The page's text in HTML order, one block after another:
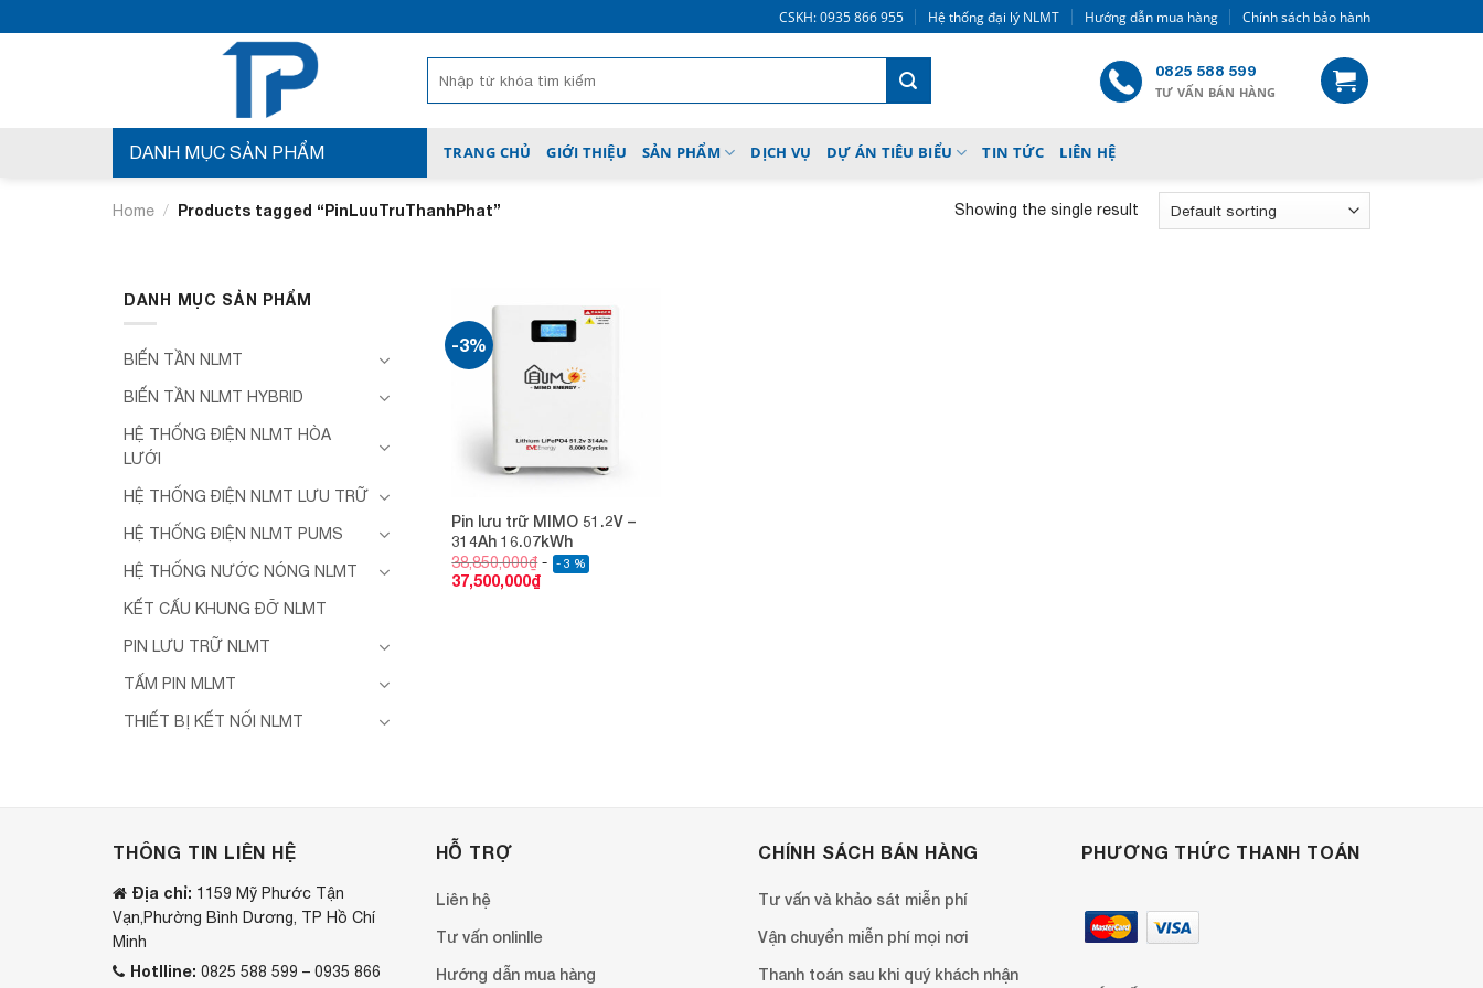
qua
CSKH: 0935 866 955 Hệ thống đại lý NLMT Hướng dẫn mua hàng Chính sách bảo hành
for:
0825 588 599
TƯ VẤN BÁN HÀNG
DANH MỤC SẢN PHẨM TRANG CHỦ GIỚI THIỆU SẢN PHẨM DỊCH VỤ DỰ ÁN TIÊU BIỂU TIN TỨC LIÊN HỆ
Home / Products tagged “PinLuuTruThanhPhat” Showing the single result
DANH MỤC SẢN PHẨM
BIẾN TẦN NLMT
BIẾN TẦN NLMT HYBRID
HỆ THỐNG ĐIỆN NLMT HÒA
LƯỚI
HỆ THỐNG ĐIỆN NLMT LƯU TRỮ
HỆ THỐNG ĐIỆN NLMT PUMS
HỆ THỐNG NƯỚC NÓNG NLMT
KẾT CẤU KHUNG ĐỠ NLMT
PIN LƯU TRỮ NLMT
TẤM PIN MLMT
THIẾT BỊ KẾT NỐI NLMT
-3%
Pin lưu trữ MIMO 51.2V –
314Ah 16.07kWh
38,850,000₫ - 3 %
37,500,000₫
THÔNG TIN LIÊN HỆ
Địa chỉ: 1159 Mỹ Phước Tận
Vạn,Phường Bình Dương, TP Hồ Chí
Minh
Hotlline: 0825 588 599 – 0935 866
HỖ TRỢ
Liên hệ
Tư vấn onlinlle
Hướng dẫn mua hàng
CHÍNH SÁCH BÁN HÀNG
Tư vấn và khảo sát miễn phí
Vận chuyển miễn phí mọi nơi
Thanh toán sau khi quý khách nhận
PHƯƠNG THỨC THANH TOÁN